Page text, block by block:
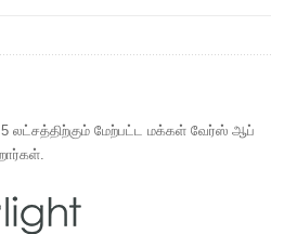
லட்சத்திற்கும் மேற்பட்ட மக்கள் வேர்ஸ் ஆப்